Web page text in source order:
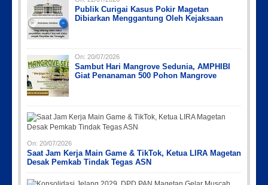
Publik Curigai Kasus Pokir Magetan
Dibiarkan Menggantung Oleh Kejaksaan
On: 20/07/2026
Sambut Hari Mangrove Sedunia, AMPHIBI
Giat Penanaman 500 Pohon Mangrove
On: 20/07/2026
Saat Jam Kerja Main Game & TikTok, Ketua LIRA Magetan
Desak Pemkab Tindak Tegas ASN